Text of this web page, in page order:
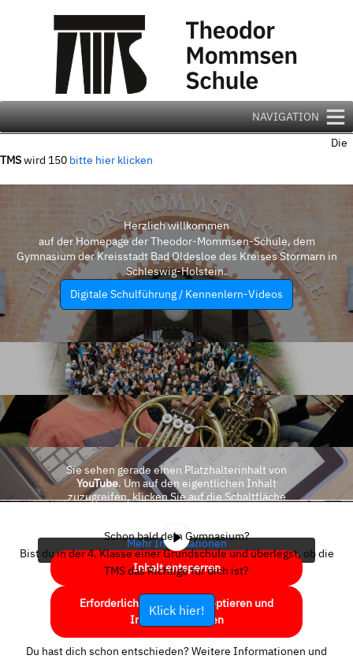
NAVIGATION
Die
TMSwird 150 bitte hier klicken
Herzlich willkommen
auf der Homepage der Theodor-Mommsen-Schule, dem
Gymnasium der Kreisstadt Bad Oldesloe des Kreises Stormarn in
Schleswig-Holstein.
Digitale Schulführung / Kennenlern-Videos
Sie sehen gerade einen Platzhalterinhalt von
YouTube. Um auf den eigentlichen Inhalt
zuzugreifen, klicken Sie auf die Schaltfläche
Mehr Informationen
Inhalt entsperren
Erforderlichen Service akzeptieren und
Inhalte entsperren
Schon bald dein Gymnasium?
Bist du in der 4. Klasse einer Grundschule und überlegst, ob die
TMS das Richtige für dich ist?
Klick hier!
Du hast dich schon entschieden? Weitere Informationen und